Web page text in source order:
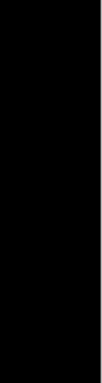
opiniones. ¿Qué
Jane, Josh Lawson
y críticas
reflexionar? Este
Queremos
conversación
la charla y déjanos
son la
de opiniones!
es clave para hacer
Queremos
pero
faltante en la ficha
la sinopsis o el